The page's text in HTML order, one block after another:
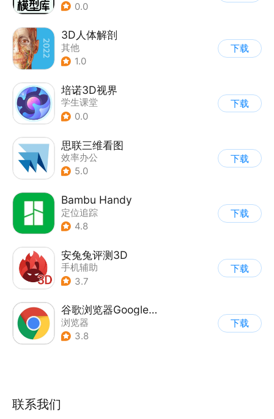
0.0
3D人体解剖
其他
1.0
下载
培诺3D视界
学生课堂
0.0
下载
思联三维看图
效率办公
5.0
下载
Bambu Handy
定位追踪
4.8
下载
安兔兔评测3D
手机辅助
3.7
下载
谷歌浏览器Google Chrome
浏览器
3.8
下载
联系我们